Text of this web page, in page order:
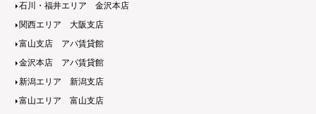
石川・福井エリア 金沢本店
関西エリア 大阪支店
富山支店 アパ賃貸館
金沢本店 アパ賃貸館
新潟エリア 新潟支店
富山エリア 富山支店